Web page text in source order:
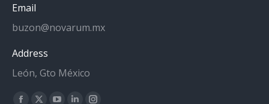
Email
buzon@novarum.mx
Address
León, Gto México
Encuéntranos en: